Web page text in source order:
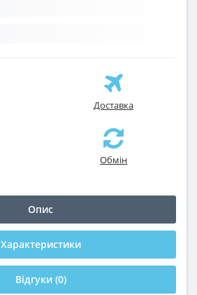
Доставка
Обмін
Опис
Характеристики
Відгуки (0)